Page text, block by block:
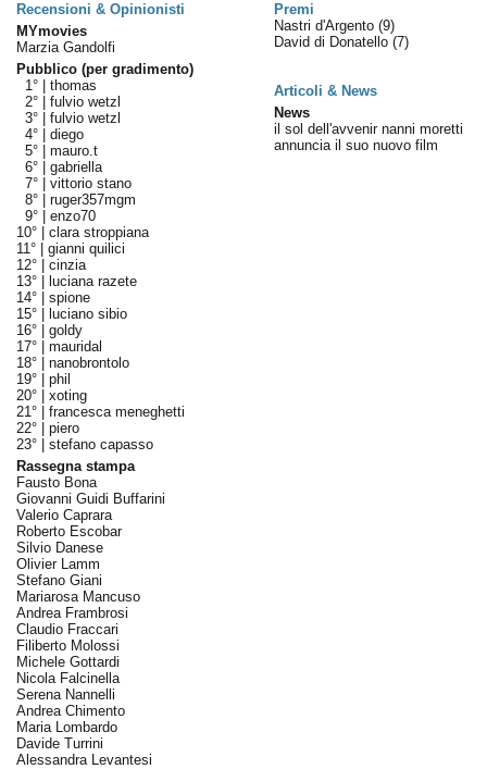
Recensioni & Opinionisti
Premi
MYmovies
Marzia Gandolfi
Pubblico (per gradimento)
1° | thomas
2° | fulvio wetzl
3° | fulvio wetzl
4° | diego
5° | mauro.t
6° | gabriella
7° | vittorio stano
8° | ruger357mgm
9° | enzo70
10° | clara stroppiana
11° | gianni quilici
12° | cinzia
13° |
luciana razete
14° | spione
15° |
luciano sibio
16° | goldy
17° | mauridal
18° | nanobrontolo
19° | phil
20° | xoting
21° | francesca meneghetti
22° | piero
23° | stefano capasso
Rassegna stampa
Fausto Bona
Giovanni Guidi Buffarini
Valerio Caprara
Roberto Escobar
Silvio Danese
Olivier Lamm
Stefano Giani
Mariarosa Mancuso
Andrea Frambrosi
Claudio Fraccari
Filiberto Molossi
Michele Gottardi
Nicola Falcinella
Serena Nannelli
Andrea Chimento
Maria Lombardo
Davide Turrini
Alessandra Levantesi
Nastri d'Argento (9)
David di Donatello (7)
Articoli & News
News
il sol dell'avvenir nanni moretti
annuncia il suo nuovo film